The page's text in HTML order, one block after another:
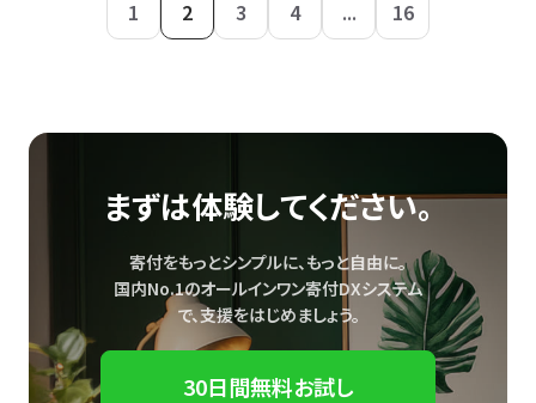
1 2 3 4 ... 16
まずは体験してください。
寄付をもっとシンプルに、もっと自由に。
国内No.1のオールインワン寄付DXシステム
で、支援をはじめましょう。
30日間無料お試し